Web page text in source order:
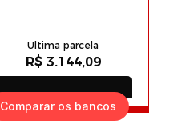
Comparar os bancos